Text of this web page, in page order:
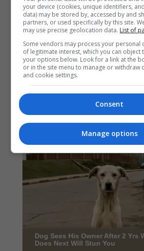
your device (cookies, unique identifiers,
data) may be stored by, accessed by and
partners, or used specifically by this site.
may use precise geolocation data. List of
Some vendors may process your personal
of legitimate interest, which you can object
your options below. Look for a link at the
or in the site menu to manage or withdraw
and cookie settings.
Consent
Manage options